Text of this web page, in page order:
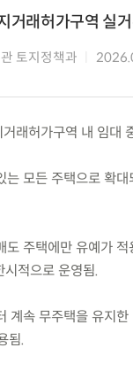
거래허가구역 실
토지정책과
래허가구역 내 임대
모든 주택으로 확
주택에만 유예가
적으로 운영됨.
계속 무주택을 유지
됨.